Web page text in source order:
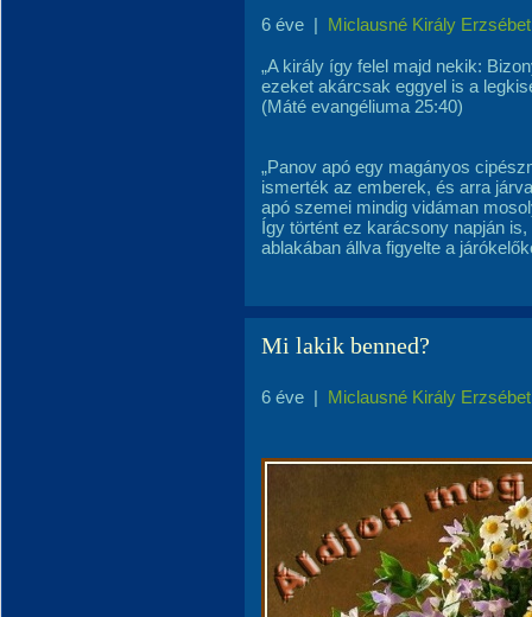
6 éve | Miclausné Király Erzsébet
„A király így felel majd nekik:
ezeket akárcsak eggyel is a
(Máté evangéliuma 25:40)
„Panov apó egy magányos
ismerték az emberek, és arra
apó szemei mindig vidáman
Így történt ez karácsony napján
ablakában állva figyelte a
Mi lakik benned?
6 éve | Miclausné Király Erzsébet